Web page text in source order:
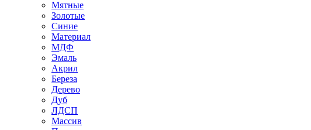
Мятные
Золотые
Синие
Материал
МДФ
Эмаль
Акрил
Береза
Дерево
Дуб
ЛДСП
Массив